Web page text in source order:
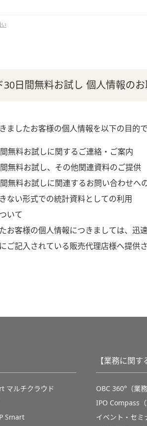
い
30日間無料お試し 個人情報の
ましたお客様の個人情報を以下の目的で
無料お試しに関するご連絡・ご案内
無料お試し、その他関連資料のご提供
無料お試しに関連するお問い合わせへ
ない形式での統計資料としての利用
いて
客様の個人情報につきましては、迅
記入されている販売代理店様へ提供
マルチクラウド
Smart
【業務に関す
OBC 360°（業
IPO Compass（
イベント・セミ